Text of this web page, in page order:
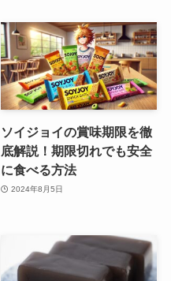
ソイジョイの賞味期限を徹
底解説！期限切れでも安全
に食べる方法
2024年8月5日